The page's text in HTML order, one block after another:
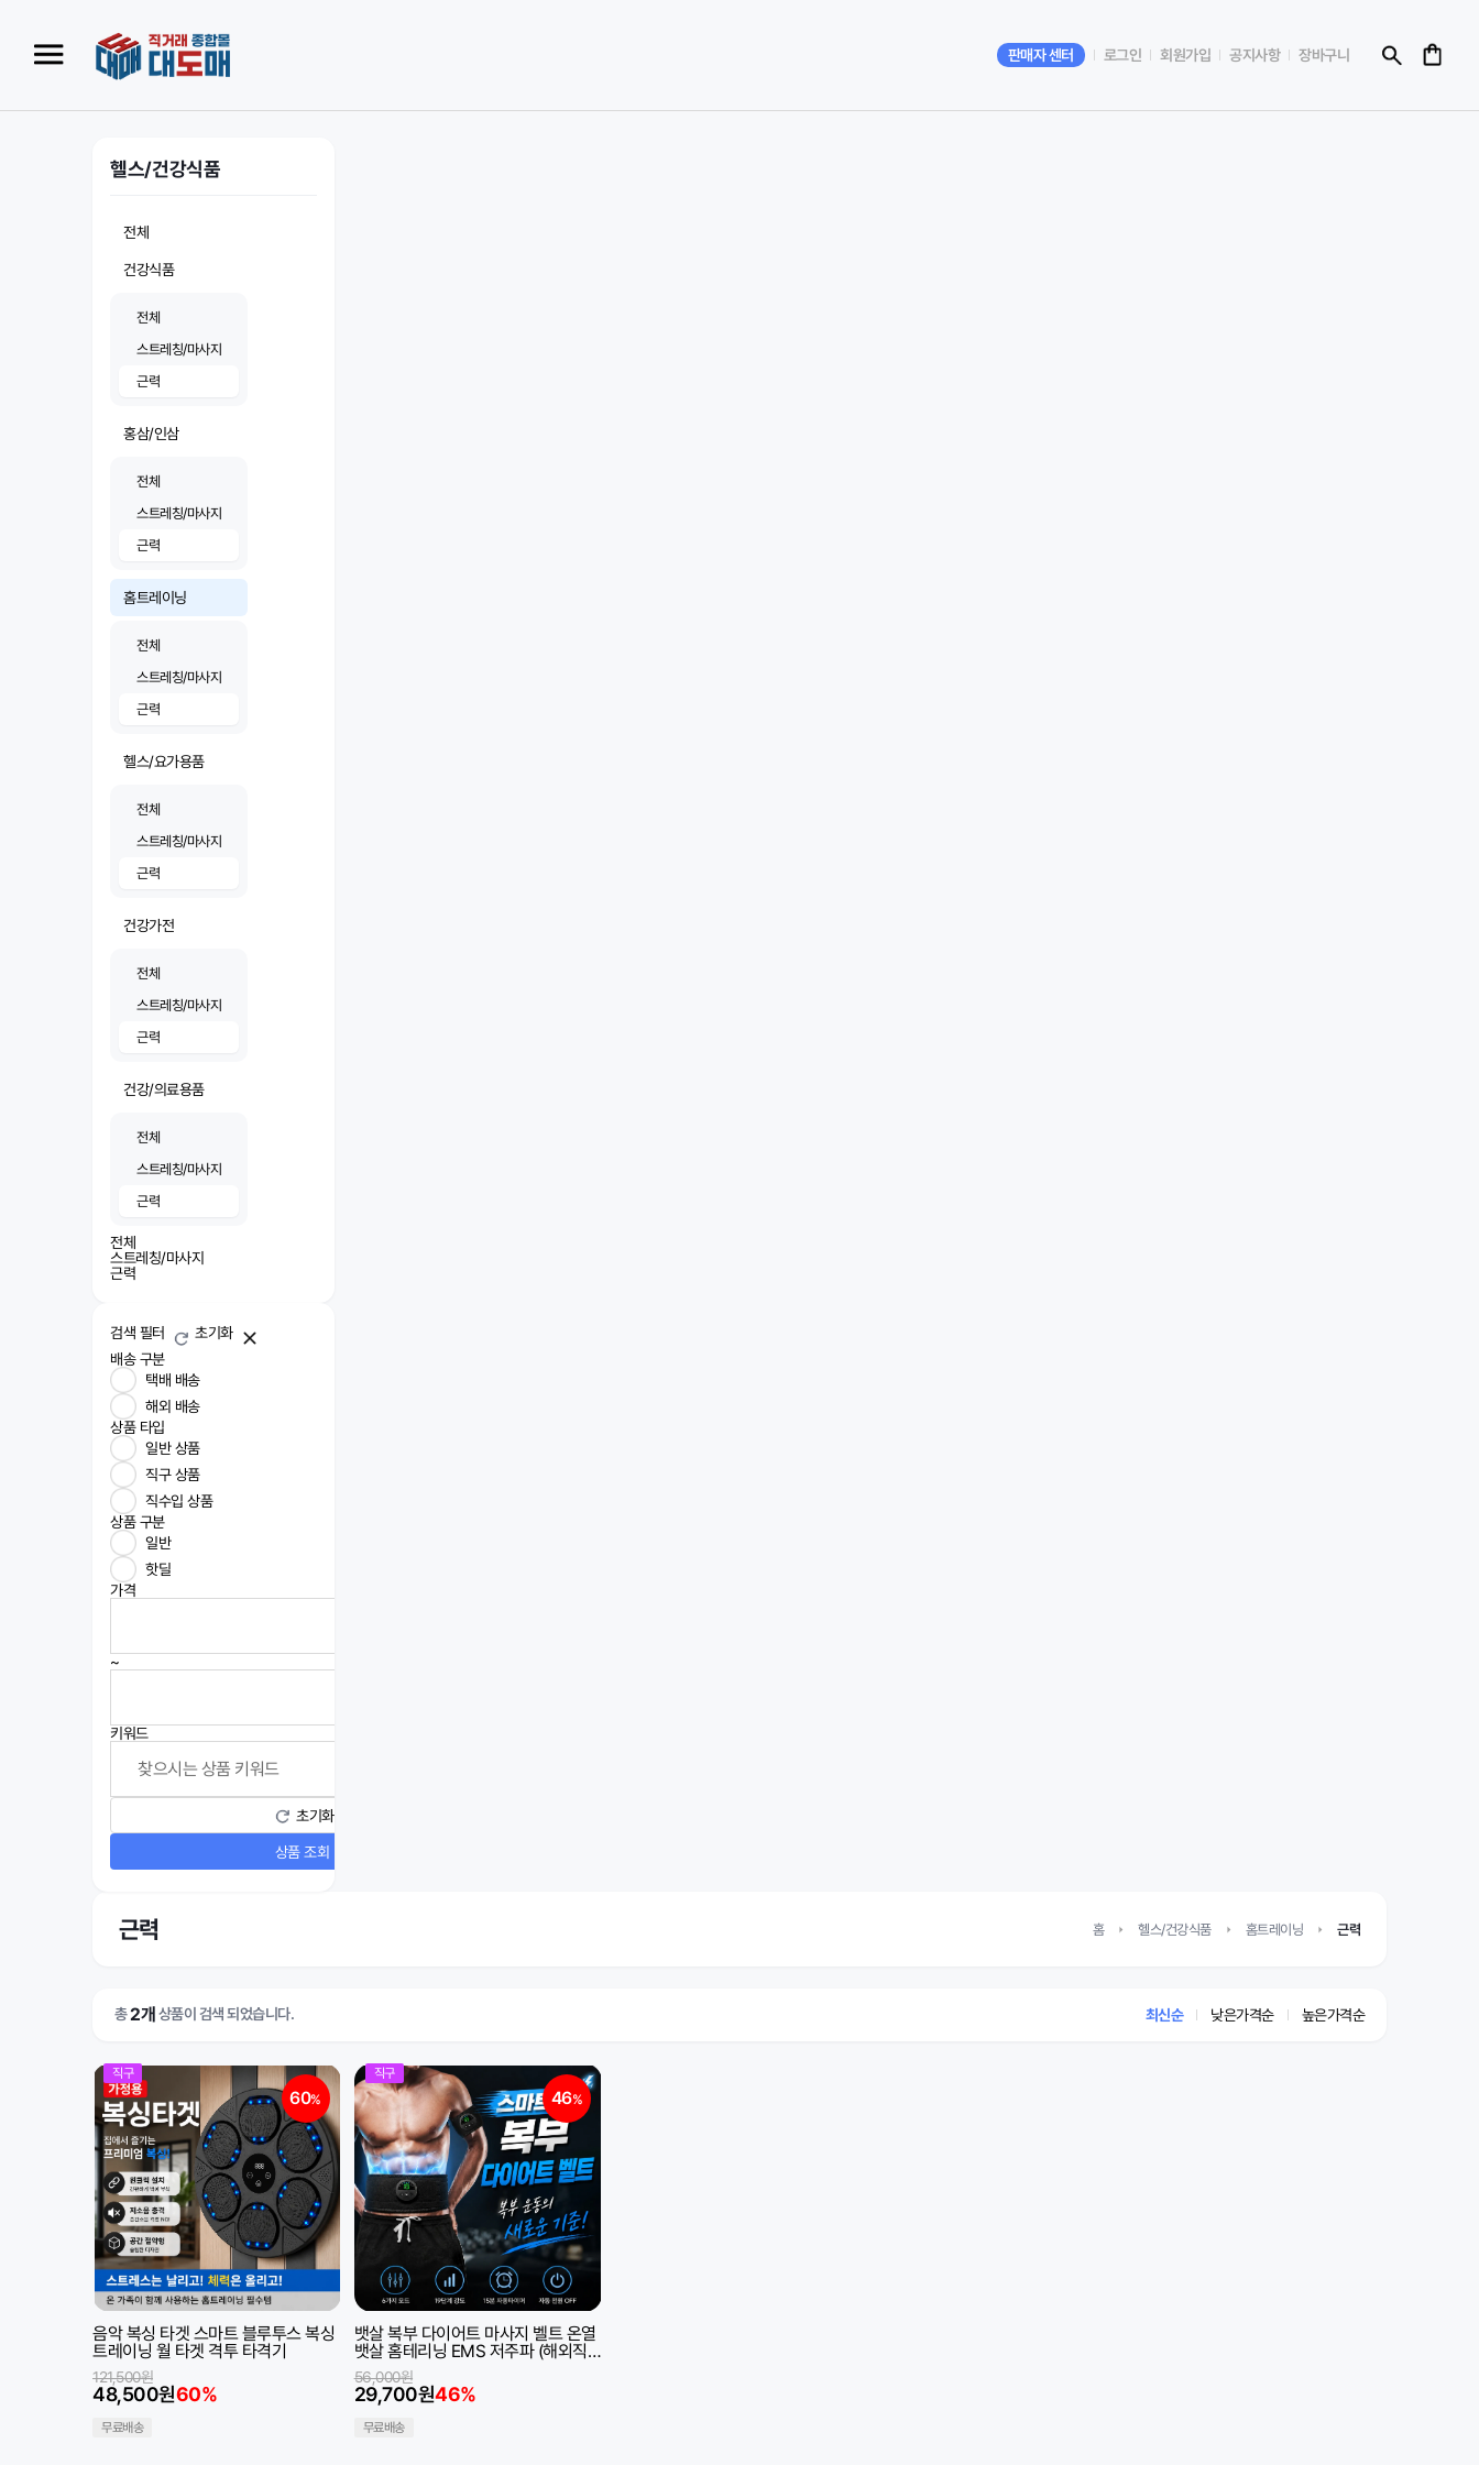
판매자 센터 로그인 회원가입 공지사항 장바구니
헬스/건강식품
전체
건강식품
전체
스트레칭/마사지
근력
홍삼/인삼
전체
스트레칭/마사지
근력
홈트레이닝
전체
스트레칭/마사지
근력
헬스/요가용품
전체
스트레칭/마사지
근력
건강가전
전체
스트레칭/마사지
근력
건강/의료용품
전체
스트레칭/마사지
근력
전체
스트레칭/마사지
근력
검색 필터
초기화
배송 구분
택배 배송
해외 배송
상품 타입
일반 상품
직구 상품
직수입 상품
상품 구분
일반
핫딜
가격
~
키워드
초기화
상품 조회
근력 홈 헬스/건강식품 홈트레이닝 근력
총2개상품이 검색 되었습니다. 최신순 낮은가격순 높은가격순
직구
60%
음악 복싱 타겟 스마트 블루투스 복싱
트레이닝 월 타겟 격투 타격기
48,500원60%
121,500원
무료배송
직구
46%
뱃살 복부 다이어트 마사지 벨트 온열
뱃살 홈테리닝 EMS 저주파 (해외직
구)
29,700원46%
56,000원
무료배송